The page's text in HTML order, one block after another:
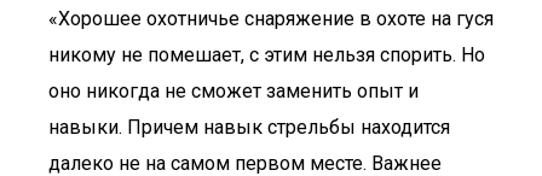
«Хорошее охотничье снаряжение в охоте на гуся
никому не помешает, с этим нельзя спорить. Но
оно никогда не сможет заменить опыт и
навыки. Причем навык стрельбы находится
далеко не на самом первом месте. Важнее